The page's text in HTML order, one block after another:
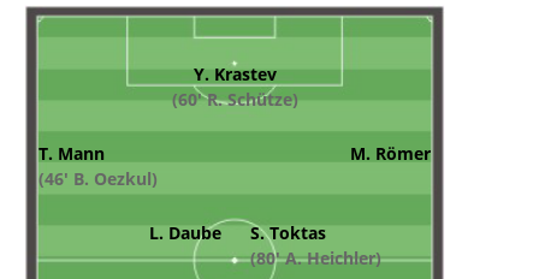
Y. Krastev
(60' R. Schütze)
T. Mann
(46' B. Oezkul)
M. Römer
L. Daube
S. Toktas
(80' A. Heichler)